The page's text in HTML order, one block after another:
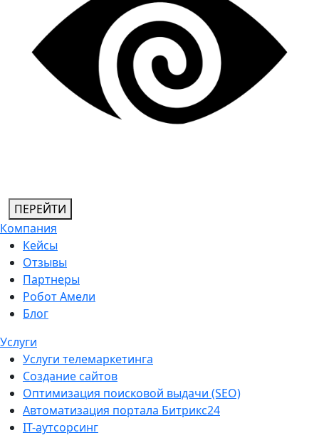
ПЕРЕЙТИ
Компания
Кейсы
Отзывы
Партнеры
Робот Амели
Блог
Услуги
Услуги телемаркетинга
Создание сайтов
Оптимизация поисковой выдачи (SEO)
Автоматизация портала Битрикс24
IT-аутсорсинг